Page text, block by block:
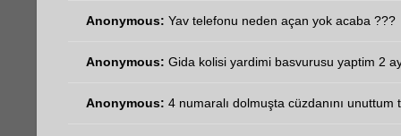
Anonymous: Yav telefonu neden açan yok acaba ???
Anonymous: Gida kolisi yardimi basvurusu yaptim 2
Anonymous: 4 numaralı dolmuşta cüzdanını